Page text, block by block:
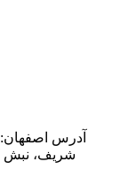
آدرس اصفهان: